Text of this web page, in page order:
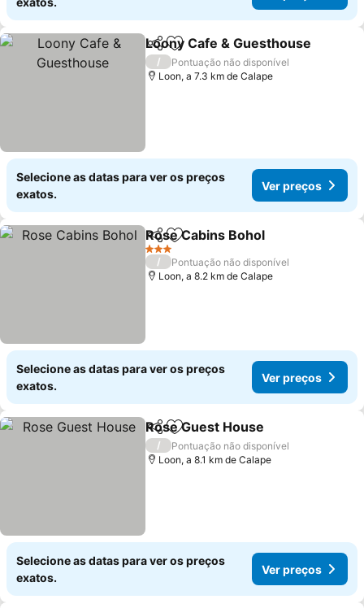
PartilharAdicionar aos favoritos
Loony Cafe & Guesthouse
/
Pontuação não disponível
Loon, a 7.3 km de Calape
Selecione as datas para ver os preços
exatos.
Ver preços
PartilharAdicionar aos favoritos
Rose Cabins Bohol
3 Estrelas
/
Pontuação não disponível
Loon, a 8.2 km de Calape
Selecione as datas para ver os preços
exatos.
Ver preços
PartilharAdicionar aos favoritos
Rose Guest House
/
Pontuação não disponível
Loon, a 8.1 km de Calape
Selecione as datas para ver os preços
exatos.
Ver preços